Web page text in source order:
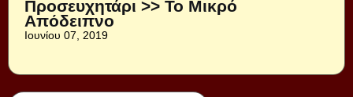
Προσευχητάρι >> Το Μικρό
Απόδειπνο
Ιουνίου 07, 2019